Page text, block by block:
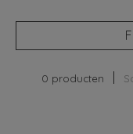
0 producten